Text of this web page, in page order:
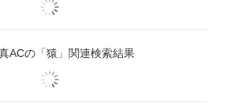
ACの「猿」関連検索結果